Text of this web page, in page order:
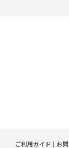
ご利用ガイド お